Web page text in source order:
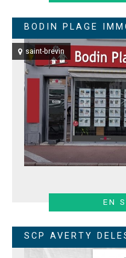
BODIN PLAGE
saint-brevin
EN
SCP AVERTY